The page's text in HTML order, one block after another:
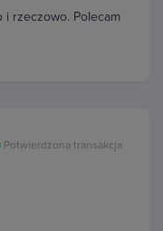
i rzeczowo. Polecam
Potwierdzona transakcja